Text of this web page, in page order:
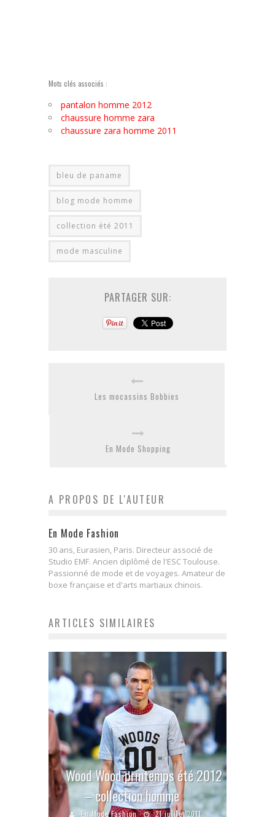
Mots clés associés :
pantalon homme 2012
chaussure homme zara
chaussure zara homme 2011
bleu de paname
blog mode homme
collection été 2011
mode masculine
PARTAGER SUR:
Les mocassins Bobbies
En Mode Shopping
A PROPOS DE L'AUTEUR
En Mode Fashion
30 ans, Eurasien, Paris. Directeur associé de
Studio EMF. Ancien diplômé de l'ESC Toulouse.
Passionné de mode et de voyages. Amateur de
boxe française et d'arts martiaux chinois.
ARTICLES SIMILAIRES
Wood Wood printemps été 2012
– collection homme
En Mode Fashion 21 juillet 2011